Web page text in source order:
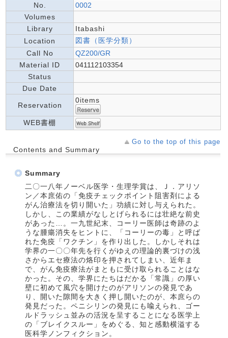
No.
0002
Volumes
Library
Itabashi
Location
図書（医学分類）
Call No
QZ200/GR
Material ID
041112103354
Status
Due Date
Reservation
0items
WEB書棚
Go to the top of this page
Contents and Summary
Summary
二〇一八年ノーベル医学・生理学賞は、Ｊ．アリソ
ン／本庶佑の「免疫チェックポイント阻害剤による
がん治療法を切り開いた」功績に対し与えられた。
しかし、この業績がなしとげられるには壮絶な前史
があった…。一九世紀末、コーリー医師は奇跡のよ
うな腫瘍消失をヒントに、「コーリーの毒」と呼ば
れた免疫「ワクチン」を作り出した。しかしそれは
学界の一〇〇年先を行くがゆえの理論的裏づけの浅
さからエセ療法の烙印を押されてしまい、近年ま
で、がん免疫療法がまともに受け取られることはな
かった。その、学界にたちはだかる「常識」の厚い
壁に初めて風穴を開けたのがアリソンの発見であ
り、開いた隙間を大きく押し開いたのが、本庶らの
発見だった。ペニシリンの発見にも喩えられ、ゴー
ルドラッシュ並みの活況を呈することになる医学上
の「ブレイクスルー」をめぐる、知と感動横溢する
医科学ノンフィクション。